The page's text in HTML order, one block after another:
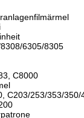
6305/8305
C8000
C203/253/353/350/